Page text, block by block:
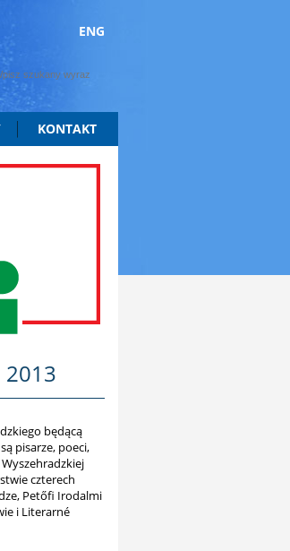
ENG
KONTAKT
2013
będącą
pisarze, poeci,
czterech
Petőfi Irodalmi
i Literarné